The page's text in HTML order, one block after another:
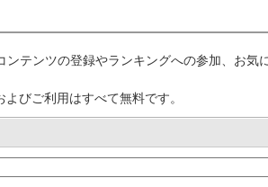
ンテンツの登録やランキングへの参加、お気
びご利用はすべて無料です。